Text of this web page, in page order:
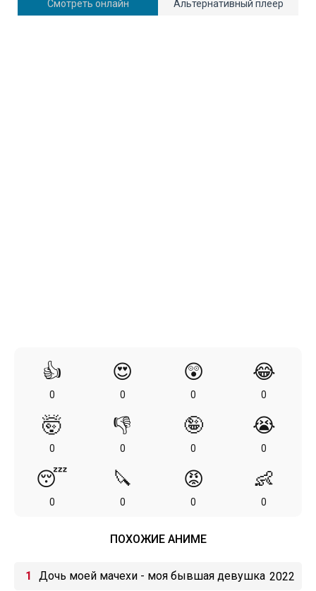
Смотреть онлайн Альтернативный плеер
👍
0
😍
0
😲
0
😂
0
🤯
0
👎
0
🤪
0
😭
0
😴
0
🔪
0
😡
0
👶
0
ПОХОЖИЕ АНИМЕ
Дочь моей мачехи - моя бывшая девушка 2022